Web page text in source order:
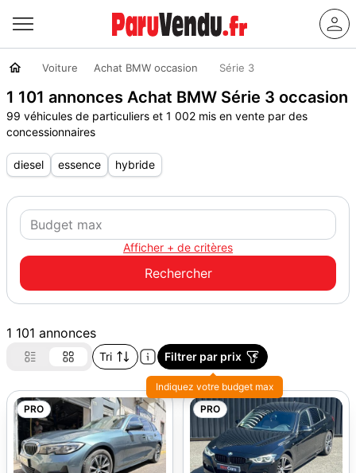
Voiture Achat BMW occasion Série 3
1 101 annonces Achat BMW Série 3 occasion
99 véhicules de particuliers et 1 002 mis en vente par des
concessionnaires
diesel essence hybride
Afficher + de critères
1 101 annonces
Tri Filtrer par prix
Indiquez votre budget max
PRO
PRO